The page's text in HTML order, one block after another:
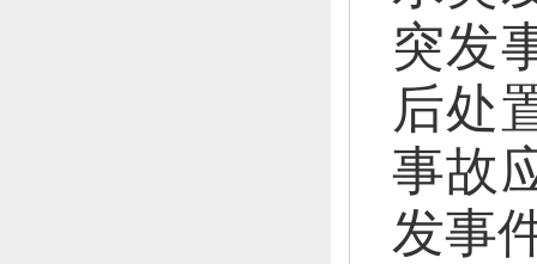
突发
后处
事故
发事